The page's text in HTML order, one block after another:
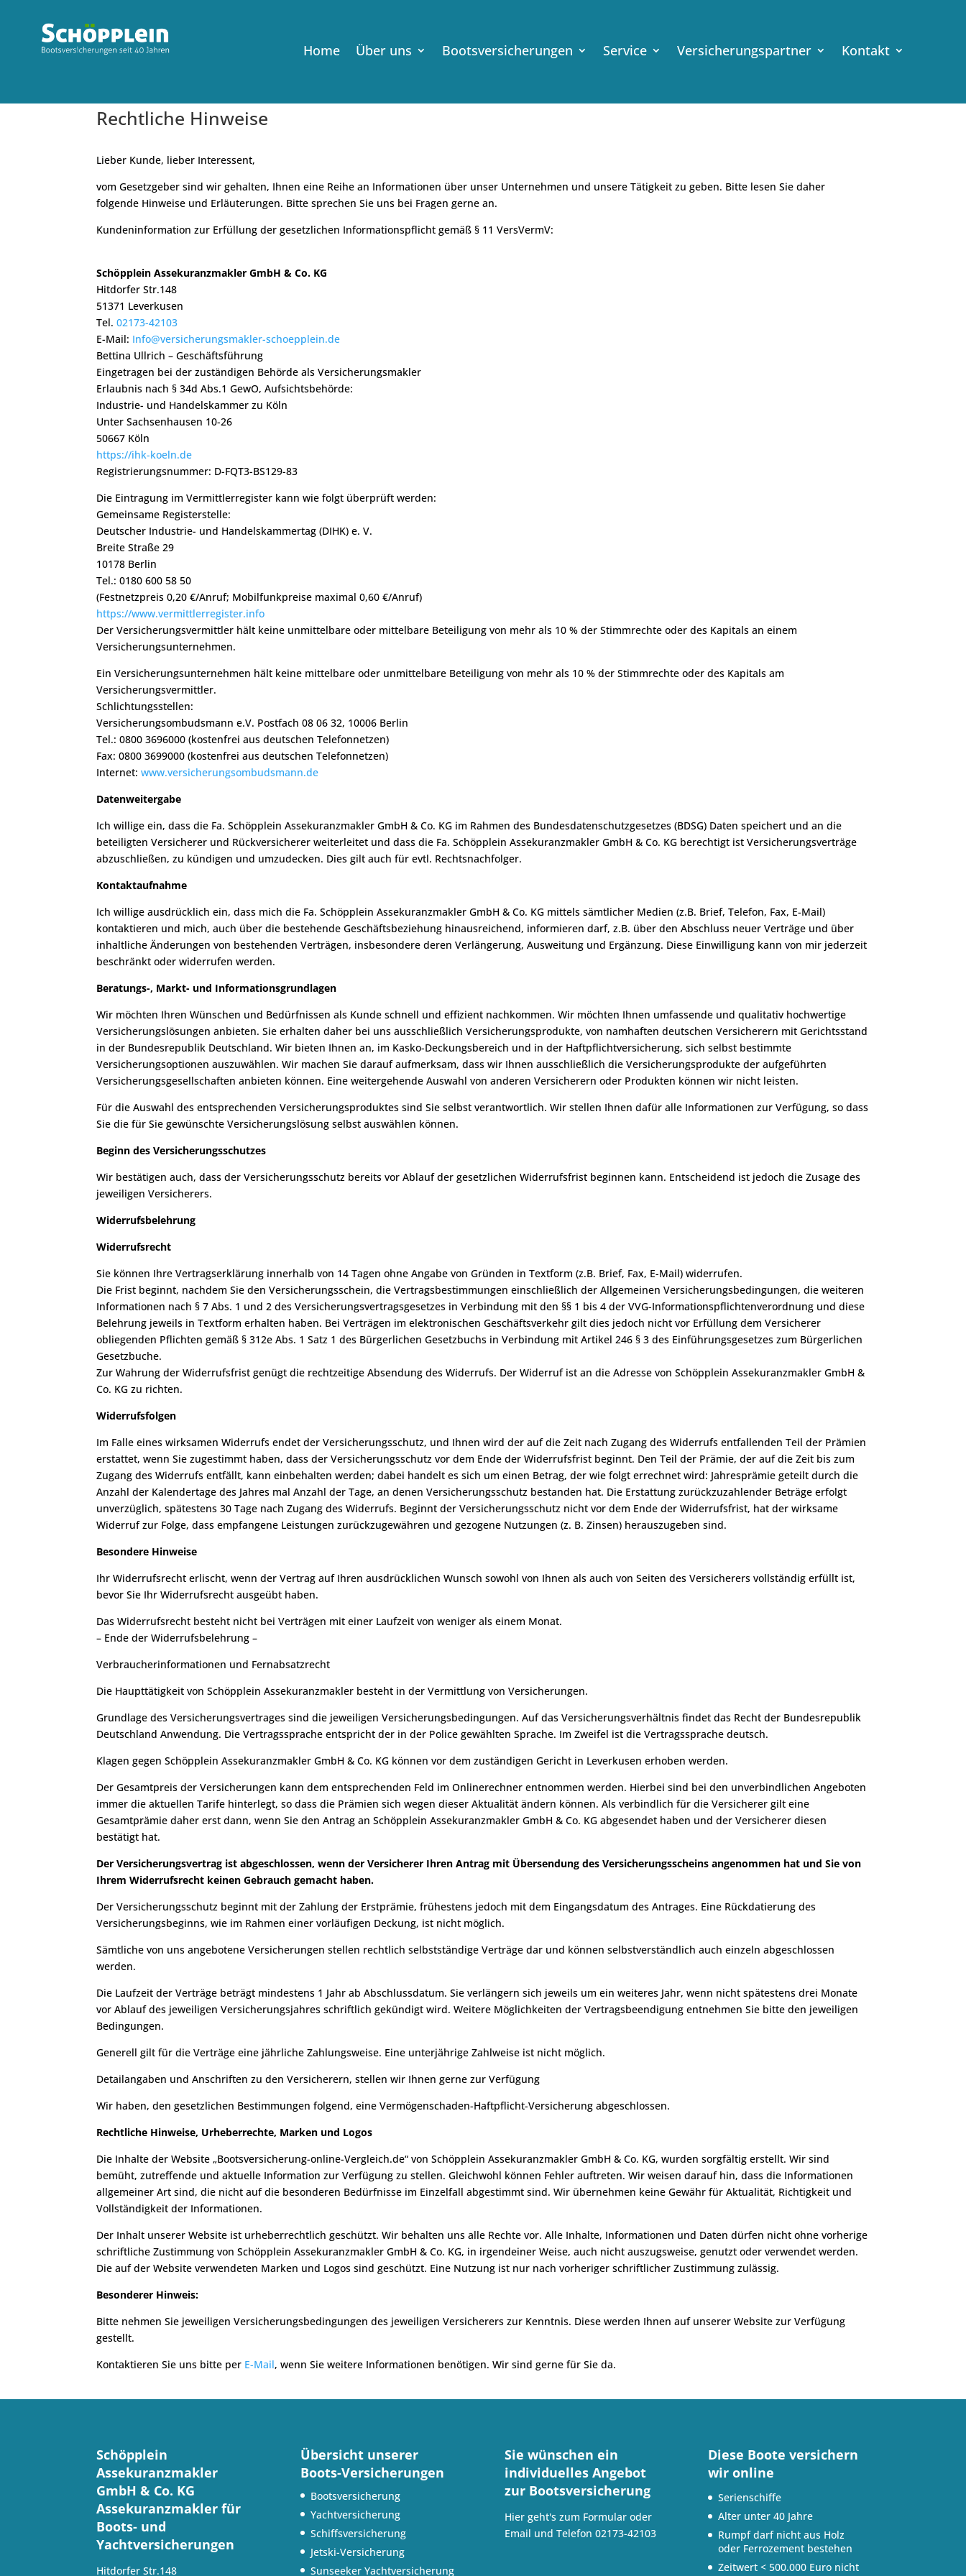
Home Über uns Bootsversicherungen Service Versicherungspartner Kontakt
Rechtliche Hinweise
Lieber Kunde, lieber Interessent,
vom Gesetzgeber sind wir gehalten, Ihnen eine Reihe an Informationen über unser Unternehmen und unsere Tätigkeit zu geben. Bitte lesen Sie daher
folgende Hinweise und Erläuterungen. Bitte sprechen Sie uns bei Fragen gerne an.
Kundeninformation zur Erfüllung der gesetzlichen Informationspflicht gemäß § 11 VersVermV:
Schöpplein Assekuranzmakler GmbH & Co. KG
Hitdorfer Str.148
51371 Leverkusen
Tel.02173-42103
E-Mail: Info@versicherungsmakler-schoepplein.de
Bettina Ullrich – Geschäftsführung
Eingetragen bei der zuständigen Behörde als Versicherungsmakler
Erlaubnis nach § 34d Abs.1 GewO, Aufsichtsbehörde:
Industrie- und Handelskammer zu Köln
Unter Sachsenhausen 10-26
50667 Köln
https://ihk-koeln.de
Registrierungsnummer: D-FQT3-BS129-83
Die Eintragung im Vermittlerregister kann wie folgt überprüft werden:
Gemeinsame Registerstelle:
Deutscher Industrie- und Handelskammertag (DIHK) e. V.
Breite Straße 29
10178 Berlin
Tel.: 0180 600 58 50
(Festnetzpreis 0,20 €/Anruf; Mobilfunkpreise maximal 0,60 €/Anruf)
https://www.vermittlerregister.info
Der Versicherungsvermittler hält keine unmittelbare oder mittelbare Beteiligung von mehr als 10 % der Stimmrechte oder des Kapitals an einem
Versicherungsunternehmen.
Ein Versicherungsunternehmen hält keine mittelbare oder unmittelbare Beteiligung von mehr als 10 % der Stimmrechte oder des Kapitals am
Versicherungsvermittler.
Schlichtungsstellen:
Versicherungsombudsmann e.V. Postfach 08 06 32, 10006 Berlin
Tel.: 0800 3696000 (kostenfrei aus deutschen Telefonnetzen)
Fax: 0800 3699000 (kostenfrei aus deutschen Telefonnetzen)
Internet:www.versicherungsombudsmann.de
Datenweitergabe
Ich willige ein, dass die Fa. Schöpplein Assekuranzmakler GmbH & Co. KG im Rahmen des Bundesdatenschutzgesetzes (BDSG) Daten speichert und an die
beteiligten Versicherer und Rückversicherer weiterleitet und dass die Fa. Schöpplein Assekuranzmakler GmbH & Co. KG berechtigt ist Versicherungsverträge
abzuschließen, zu kündigen und umzudecken. Dies gilt auch für evtl. Rechtsnachfolger.
Kontaktaufnahme
Ich willige ausdrücklich ein, dass mich die Fa. Schöpplein Assekuranzmakler GmbH & Co. KG mittels sämtlicher Medien (z.B. Brief, Telefon, Fax, E-Mail)
kontaktieren und mich, auch über die bestehende Geschäftsbeziehung hinausreichend, informieren darf, z.B. über den Abschluss neuer Verträge und über
inhaltliche Änderungen von bestehenden Verträgen, insbesondere deren Verlängerung, Ausweitung und Ergänzung. Diese Einwilligung kann von mir jederzeit
beschränkt oder widerrufen werden.
Beratungs-, Markt- und Informationsgrundlagen
Wir möchten Ihren Wünschen und Bedürfnissen als Kunde schnell und effizient nachkommen. Wir möchten Ihnen umfassende und qualitativ hochwertige
Versicherungslösungen anbieten. Sie erhalten daher bei uns ausschließlich Versicherungsprodukte, von namhaften deutschen Versicherern mit Gerichtsstand
in der Bundesrepublik Deutschland. Wir bieten Ihnen an, im Kasko-Deckungsbereich und in der Haftpflichtversicherung, sich selbst bestimmte
Versicherungsoptionen auszuwählen. Wir machen Sie darauf aufmerksam, dass wir Ihnen ausschließlich die Versicherungsprodukte der aufgeführten
Versicherungsgesellschaften anbieten können. Eine weitergehende Auswahl von anderen Versicherern oder Produkten können wir nicht leisten.
Für die Auswahl des entsprechenden Versicherungsproduktes sind Sie selbst verantwortlich. Wir stellen Ihnen dafür alle Informationen zur Verfügung, so dass
Sie die für Sie gewünschte Versicherungslösung selbst auswählen können.
Beginn des Versicherungsschutzes
Wir bestätigen auch, dass der Versicherungsschutz bereits vor Ablauf der gesetzlichen Widerrufsfrist beginnen kann. Entscheidend ist jedoch die Zusage des
jeweiligen Versicherers.
Widerrufsbelehrung
Widerrufsrecht
Sie können Ihre Vertragserklärung innerhalb von 14 Tagen ohne Angabe von Gründen in Textform (z.B. Brief, Fax, E-Mail) widerrufen.
Die Frist beginnt, nachdem Sie den Versicherungsschein, die Vertragsbestimmungen einschließlich der Allgemeinen Versicherungsbedingungen, die weiteren
Informationen nach § 7 Abs. 1 und 2 des Versicherungsvertragsgesetzes in Verbindung mit den §§ 1 bis 4 der VVG-Informationspflichtenverordnung und diese
Belehrung jeweils in Textform erhalten haben. Bei Verträgen im elektronischen Geschäftsverkehr gilt dies jedoch nicht vor Erfüllung dem Versicherer
obliegenden Pflichten gemäß § 312e Abs. 1 Satz 1 des Bürgerlichen Gesetzbuchs in Verbindung mit Artikel 246 § 3 des Einführungsgesetzes zum Bürgerlichen
Gesetzbuche.
Zur Wahrung der Widerrufsfrist genügt die rechtzeitige Absendung des Widerrufs. Der Widerruf ist an die Adresse von Schöpplein Assekuranzmakler GmbH &
Co. KG zu richten.
Widerrufsfolgen
Im Falle eines wirksamen Widerrufs endet der Versicherungsschutz, und Ihnen wird der auf die Zeit nach Zugang des Widerrufs entfallenden Teil der Prämien
erstattet, wenn Sie zugestimmt haben, dass der Versicherungsschutz vor dem Ende der Widerrufsfrist beginnt. Den Teil der Prämie, der auf die Zeit bis zum
Zugang des Widerrufs entfällt, kann einbehalten werden; dabei handelt es sich um einen Betrag, der wie folgt errechnet wird: Jahresprämie geteilt durch die
Anzahl der Kalendertage des Jahres mal Anzahl der Tage, an denen Versicherungsschutz bestanden hat. Die Erstattung zurückzuzahlender Beträge erfolgt
unverzüglich, spätestens 30 Tage nach Zugang des Widerrufs. Beginnt der Versicherungsschutz nicht vor dem Ende der Widerrufsfrist, hat der wirksame
Widerruf zur Folge, dass empfangene Leistungen zurückzugewähren und gezogene Nutzungen (z. B. Zinsen) herauszugeben sind.
Besondere Hinweise
Ihr Widerrufsrecht erlischt, wenn der Vertrag auf Ihren ausdrücklichen Wunsch sowohl von Ihnen als auch von Seiten des Versicherers vollständig erfüllt ist,
bevor Sie Ihr Widerrufsrecht ausgeübt haben.
Das Widerrufsrecht besteht nicht bei Verträgen mit einer Laufzeit von weniger als einem Monat.
– Ende der Widerrufsbelehrung –
Verbraucherinformationen und Fernabsatzrecht
Die Haupttätigkeit von Schöpplein Assekuranzmakler besteht in der Vermittlung von Versicherungen.
Grundlage des Versicherungsvertrages sind die jeweiligen Versicherungsbedingungen. Auf das Versicherungsverhältnis findet das Recht der Bundesrepublik
Deutschland Anwendung. Die Vertragssprache entspricht der in der Police gewählten Sprache. Im Zweifel ist die Vertragssprache deutsch.
Klagen gegen Schöpplein Assekuranzmakler GmbH & Co. KG können vor dem zuständigen Gericht in Leverkusen erhoben werden.
Der Gesamtpreis der Versicherungen kann dem entsprechenden Feld im Onlinerechner entnommen werden. Hierbei sind bei den unverbindlichen Angeboten
immer die aktuellen Tarife hinterlegt, so dass die Prämien sich wegen dieser Aktualität ändern können. Als verbindlich für die Versicherer gilt eine
Gesamtprämie daher erst dann, wenn Sie den Antrag an Schöpplein Assekuranzmakler GmbH & Co. KG abgesendet haben und der Versicherer diesen
bestätigt hat.
Der Versicherungsvertrag ist abgeschlossen, wenn der Versicherer Ihren Antrag mit Übersendung des Versicherungsscheins angenommen hat und Sie von
Ihrem Widerrufsrecht keinen Gebrauch gemacht haben.
Der Versicherungsschutz beginnt mit der Zahlung der Erstprämie, frühestens jedoch mit dem Eingangsdatum des Antrages. Eine Rückdatierung des
Versicherungsbeginns, wie im Rahmen einer vorläufigen Deckung, ist nicht möglich.
Sämtliche von uns angebotene Versicherungen stellen rechtlich selbstständige Verträge dar und können selbstverständlich auch einzeln abgeschlossen
werden.
Die Laufzeit der Verträge beträgt mindestens 1 Jahr ab Abschlussdatum. Sie verlängern sich jeweils um ein weiteres Jahr, wenn nicht spätestens drei Monate
vor Ablauf des jeweiligen Versicherungsjahres schriftlich gekündigt wird. Weitere Möglichkeiten der Vertragsbeendigung entnehmen Sie bitte den jeweiligen
Bedingungen.
Generell gilt für die Verträge eine jährliche Zahlungsweise. Eine unterjährige Zahlweise ist nicht möglich.
Detailangaben und Anschriften zu den Versicherern, stellen wir Ihnen gerne zur Verfügung
Wir haben, den gesetzlichen Bestimmungen folgend, eine Vermögenschaden-Haftpflicht-Versicherung abgeschlossen.
Rechtliche Hinweise, Urheberrechte, Marken und Logos
Die Inhalte der Website „Bootsversicherung-online-Vergleich.de“ von Schöpplein Assekuranzmakler GmbH & Co. KG, wurden sorgfältig erstellt. Wir sind
bemüht, zutreffende und aktuelle Information zur Verfügung zu stellen. Gleichwohl können Fehler auftreten. Wir weisen darauf hin, dass die Informationen
allgemeiner Art sind, die nicht auf die besonderen Bedürfnisse im Einzelfall abgestimmt sind. Wir übernehmen keine Gewähr für Aktualität, Richtigkeit und
Vollständigkeit der Informationen.
Der Inhalt unserer Website ist urheberrechtlich geschützt. Wir behalten uns alle Rechte vor. Alle Inhalte, Informationen und Daten dürfen nicht ohne vorherige
schriftliche Zustimmung von Schöpplein Assekuranzmakler GmbH & Co. KG, in irgendeiner Weise, auch nicht auszugsweise, genutzt oder verwendet werden.
Die auf der Website verwendeten Marken und Logos sind geschützt. Eine Nutzung ist nur nach vorheriger schriftlicher Zustimmung zulässig.
Besonderer Hinweis:
Bitte nehmen Sie jeweiligen Versicherungsbedingungen des jeweiligen Versicherers zur Kenntnis. Diese werden Ihnen auf unserer Website zur Verfügung
gestellt.
Kontaktieren Sie uns bitte per E-Mail, wenn Sie weitere Informationen benötigen. Wir sind gerne für Sie da.
Schöpplein
Assekuranzmakler
GmbH & Co. KG
Assekuranzmakler für
Boots- und
Yachtversicherungen
Hitdorfer Str.148
Übersicht unserer
Boots-Versicherungen
Bootsversicherung
Yachtversicherung
Schiffsversicherung
Jetski-Versicherung
Sunseeker Yachtversicherung
Sie wünschen ein
individuelles Angebot
zur Bootsversicherung
Hier geht's zum Formular oder
Email und Telefon 02173-42103
Diese Boote versichern
wir online
Serienschiffe
Alter unter 40 Jahre
Rumpf darf nicht aus Holz
oder Ferrozement bestehen
Zeitwert < 500.000 Euro nicht